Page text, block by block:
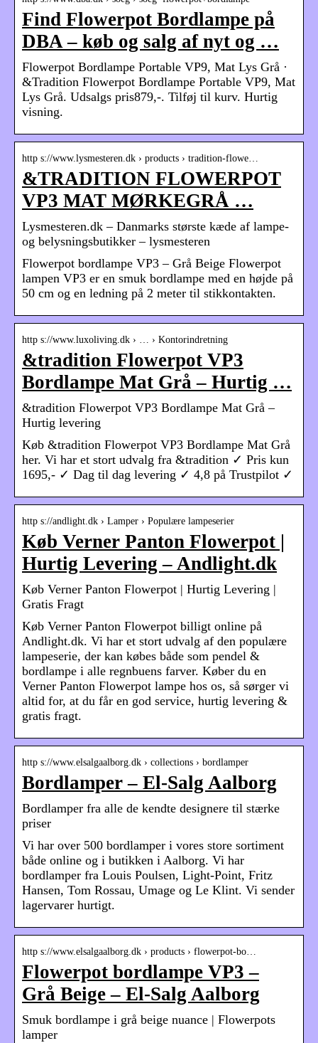
Find Flowerpot Bordlampe på
DBA – køb og salg af nyt og …
Flowerpot Bordlampe Portable VP9, Mat Lys Grå ·
&Tradition Flowerpot Bordlampe Portable VP9, Mat
Lys Grå. Udsalgs pris879,-. Tilføj til kurv. Hurtig
visning.
http s://www.lysmesteren.dk › products › tradition-flowe…
&TRADITION FLOWERPOT
VP3 MAT MØRKEGRÅ …
Lysmesteren.dk – Danmarks største kæde af lampe-
og belysningsbutikker – lysmesteren
Flowerpot bordlampe VP3 – Grå Beige Flowerpot
lampen VP3 er en smuk bordlampe med en højde på
50 cm og en ledning på 2 meter til stikkontakten.
http s://www.luxoliving.dk › … › Kontorindretning
&tradition Flowerpot VP3
Bordlampe Mat Grå – Hurtig …
&tradition Flowerpot VP3 Bordlampe Mat Grå –
Hurtig levering
Køb &tradition Flowerpot VP3 Bordlampe Mat Grå
her. Vi har et stort udvalg fra &tradition ✓ Pris kun
1695,- ✓ Dag til dag levering ✓ 4,8 på Trustpilot ✓
http s://andlight.dk › Lamper › Populære lampeserier
Køb Verner Panton Flowerpot |
Hurtig Levering – Andlight.dk
Køb Verner Panton Flowerpot | Hurtig Levering |
Gratis Fragt
Køb Verner Panton Flowerpot billigt online på
Andlight.dk. Vi har et stort udvalg af den populære
lampeserie, der kan købes både som pendel &
bordlampe i alle regnbuens farver. Køber du en
Verner Panton Flowerpot lampe hos os, så sørger vi
altid for, at du får en god service, hurtig levering &
gratis fragt.
http s://www.elsalgaalborg.dk › collections › bordlamper
Bordlamper – El-Salg Aalborg
Bordlamper fra alle de kendte designere til stærke
priser
Vi har over 500 bordlamper i vores store sortiment
både online og i butikken i Aalborg. Vi har
bordlamper fra Louis Poulsen, Light-Point, Fritz
Hansen, Tom Rossau, Umage og Le Klint. Vi sender
lagervarer hurtigt.
http s://www.elsalgaalborg.dk › products › flowerpot-bo…
Flowerpot bordlampe VP3 –
Grå Beige – El-Salg Aalborg
Smuk bordlampe i grå beige nuance | Flowerpots
lamper